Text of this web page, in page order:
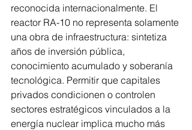
reconocida internacionalmente. El
reactor RA-10 no representa solamente
una obra de infraestructura: sintetiza
años de inversión pública,
conocimiento acumulado y soberanía
tecnológica. Permitir que capitales
privados condicionen o controlen
sectores estratégicos vinculados a la
energía nuclear implica mucho más